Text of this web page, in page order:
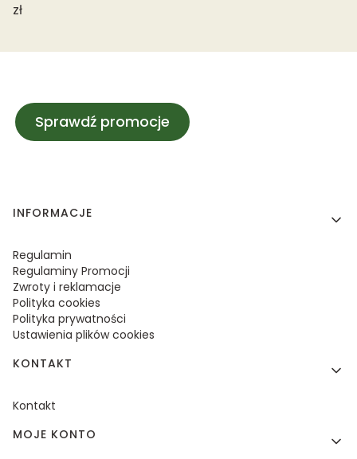
zł
Sprawdź promocje
Linki w stopce
INFORMACJE
Regulamin
Regulaminy Promocji
Zwroty i reklamacje
Polityka cookies
Polityka prywatności
Ustawienia plików cookies
KONTAKT
Kontakt
MOJE KONTO